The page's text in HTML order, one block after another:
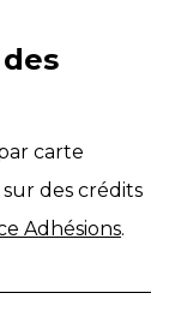
carte
des crédits
Adhésions.